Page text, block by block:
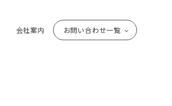
会社案内 お問い合わせ一覧